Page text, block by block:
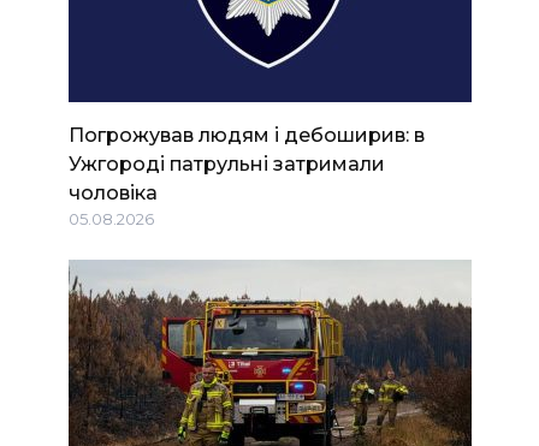
Погрожував людям і дебоширив: в
Ужгороді патрульні затримали
чоловіка
05.08.2026